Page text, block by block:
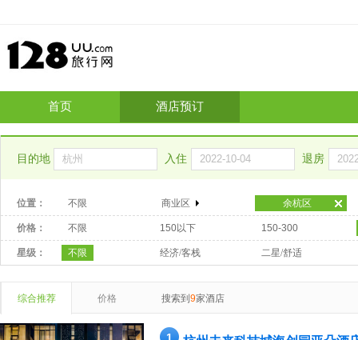
首页 酒店预订
目的地 入住 退房
位置： 不限 商业区 余杭区
价格： 不限 150以下 150-300
星级： 不限 经济/客栈 二星/舒适
综合推荐 价格 搜索到 9家酒店